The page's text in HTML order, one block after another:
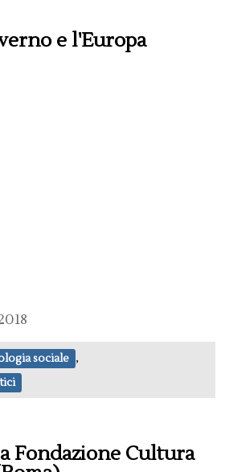
e l'Europa
sociale ,
Fondazione Cultura